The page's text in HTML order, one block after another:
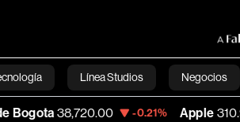
Línea Studios Negocios
English-0.21% Apple 310.94 +0.55%